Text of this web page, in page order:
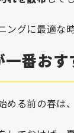
ングに最適な
番おす
める前の春は